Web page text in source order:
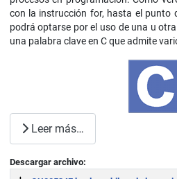
con la instrucción for, hasta el punto
podrá optarse por el uso de una u
una palabra clave en C que admite
Leer más…
Descargar archivo: